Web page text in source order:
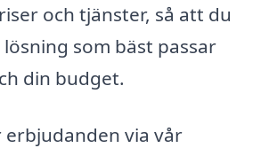
och tjänster, så att du
som bäst passar
din budget.
erbjudanden via vår